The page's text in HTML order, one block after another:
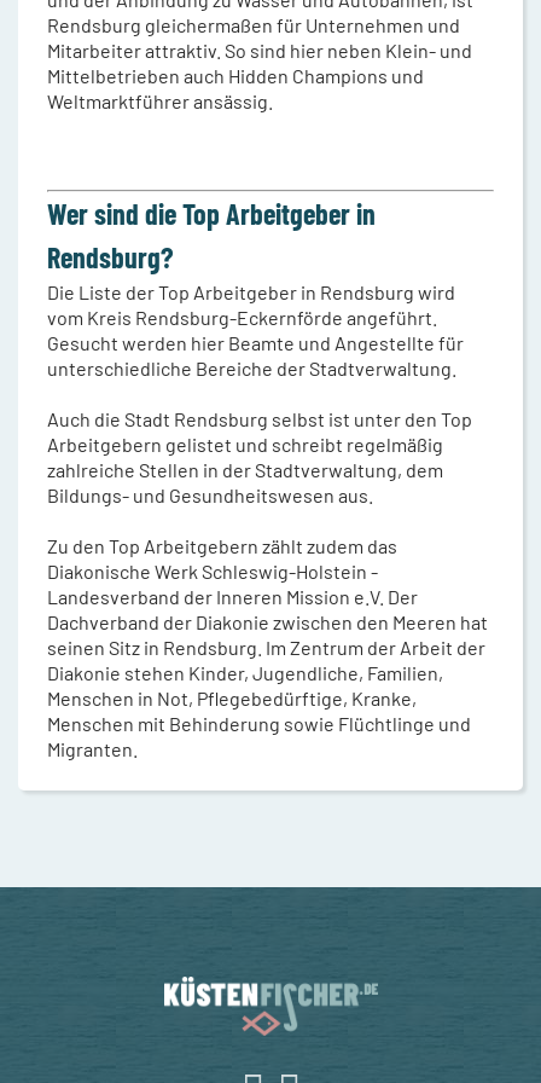
Rendsburg gleichermaßen für Unternehmen und
Mitarbeiter attraktiv. So sind hier neben Klein- und
Mittelbetrieben auch Hidden Champions und
Weltmarktführer ansässig.
Wer sind die Top Arbeitgeber in
Rendsburg?
Die Liste der Top Arbeitgeber in Rendsburg wird
vom Kreis Rendsburg-Eckernförde angeführt.
Gesucht werden hier Beamte und Angestellte für
unterschiedliche Bereiche der Stadtverwaltung.
Auch die Stadt Rendsburg selbst ist unter den Top
Arbeitgebern gelistet und schreibt regelmäßig
zahlreiche Stellen in der Stadtverwaltung, dem
Bildungs- und Gesundheitswesen aus.
Zu den Top Arbeitgebern zählt zudem das
Diakonische Werk Schleswig-Holstein -
Landesverband der Inneren Mission e.V. Der
Dachverband der Diakonie zwischen den Meeren hat
seinen Sitz in Rendsburg. Im Zentrum der Arbeit der
Diakonie stehen Kinder, Jugendliche, Familien,
Menschen in Not, Pflegebedürftige, Kranke,
Menschen mit Behinderung sowie Flüchtlinge und
Migranten.